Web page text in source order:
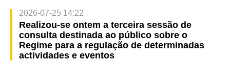
2026-07-25 14:22
Realizou-se ontem a terceira sessão de
consulta destinada ao público sobre o
Regime para a regulação de determinadas
actividades e eventos